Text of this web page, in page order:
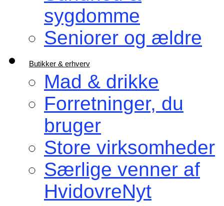
sygdomme
Seniorer og ældre
Butikker & erhverv
Mad & drikke
Forretninger, du
bruger
Store virksomheder
Særlige venner af
HvidovreNyt